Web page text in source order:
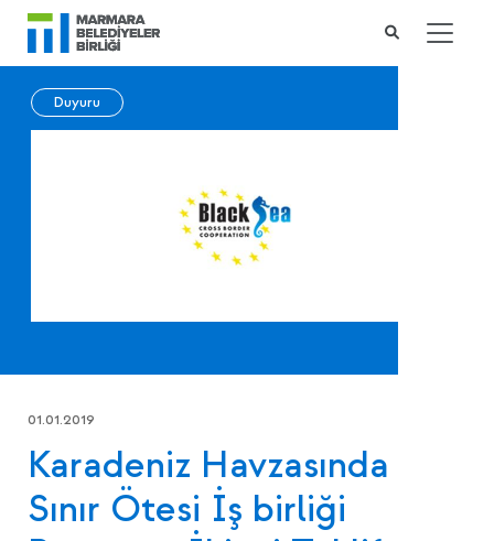
Duyuru
01.01.2019
Karadeniz Havzasında
Sınır Ötesi İş birliği